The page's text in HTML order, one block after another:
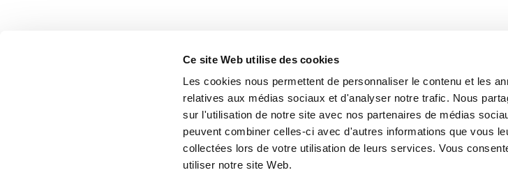
Ce site Web utilise des cookies
Les cookies nous permettent de personnaliser le contenu et les
relatives aux médias sociaux et d'analyser notre trafic. Nous
sur l'utilisation de notre site avec nos partenaires de médias
peuvent combiner celles-ci avec d'autres informations que vous
collectées lors de votre utilisation de leurs services. Vous
utiliser notre site Web.